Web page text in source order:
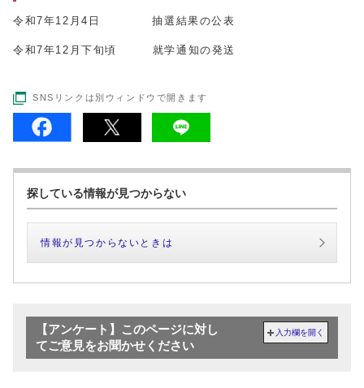
令和7年12月4日 抽選結果の公表
令和7年12月下旬頃 就学通知の発送
SNSリンクは別ウィンドウで開きます
探している情報が見つからない
情報が見つからないときは
【アンケート】このページに対し
てご意見をお聞かせください
入力欄を開く